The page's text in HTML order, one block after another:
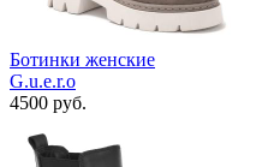
Ботинки женские
G.u.e.r.o
4500 руб.